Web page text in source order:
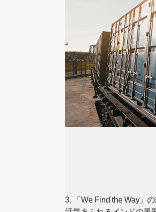
3. 「We Find the Way」